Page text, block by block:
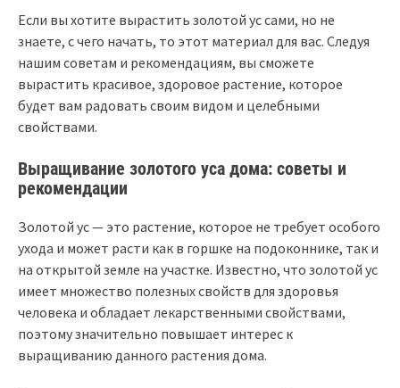
Если вы хотите вырастить золотой ус сами, но не
знаете, с чего начать, то этот материал для вас. Следуя
нашим советам и рекомендациям, вы сможете
вырастить красивое, здоровое растение, которое
будет вам радовать своим видом и целебными
свойствами.
Выращивание золотого уса дома: советы и
рекомендации
Золотой ус — это растение, которое не требует особого
ухода и может расти как в горшке на подоконнике, так и
на открытой земле на участке. Известно, что золотой ус
имеет множество полезных свойств для здоровья
человека и обладает лекарственными свойствами,
поэтому значительно повышает интерес к
выращиванию данного растения дома.